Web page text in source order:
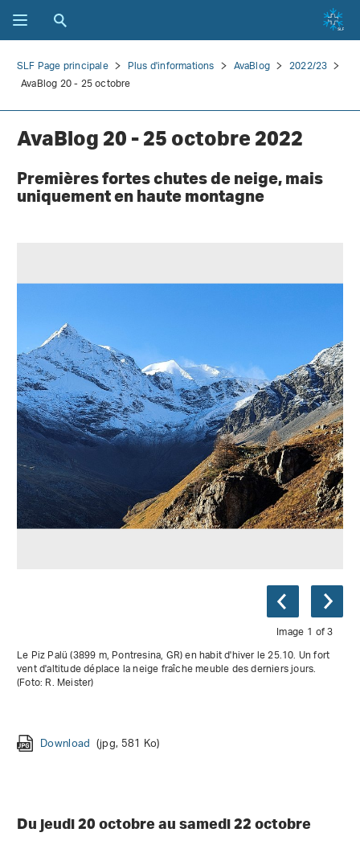
SLF Page principale Plus d'informations AvaBlog
2022/23
AvaBlog 20 - 25 octobre
AvaBlog 20 - 25 octobre 2022
Premières fortes chutes de neige, mais
uniquement en haute montagne
Image 1 of 3
Le Piz Palü (3899 m, Pontresina, GR) en habit d'hiver le 25.10. Un fort
vent d'altitude déplace la neige fraîche meuble des derniers jours.
(Foto: R. Meister)
Download (jpg, 581 Ko)
Download (jpg, 115 Ko)
Du jeudi 20 octobre au samedi 22 octobre